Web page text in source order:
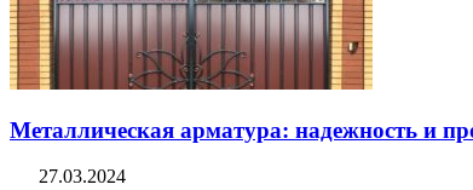
Металлическая арматура: надежность и
27.03.2024